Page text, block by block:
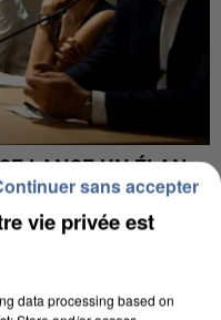
LANCE UN ÉLAN
vie privée est
data processing based on
sans accepter